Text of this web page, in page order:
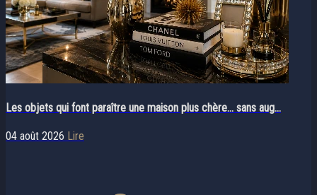
Les objets qui font paraître une maison plus chère… sans aug...
04 août 2026 Lire